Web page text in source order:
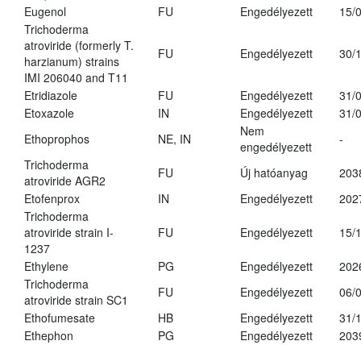
Eugenol
FU Engedélyezett
15/
Trichoderma
atroviride (formerly T.
harzianum) strains
IMI 206040 and T11
FU Engedélyezett 30/
Etridiazole FU Engedélyezett
31/
Etoxazole
IN Engedélyezett
31/
Ethoprophos
NE, IN
Nem
engedélyezett
-
Trichoderma
atroviride AGR2
FU Új hatóanyag
Etofenprox
IN Engedélyezett
Trichoderma
atroviride strain I-
1237
FU Engedélyezett 15/
Ethylene PG Engedélyezett
Trichoderma
atroviride strain SC1
FU Engedélyezett
06/
Ethofumesate
HB Engedélyezett
31/
Ethephon
PG Engedélyezett